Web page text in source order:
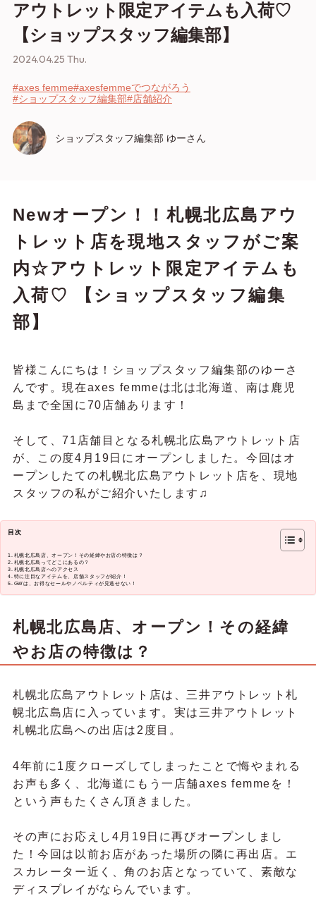
アウトレット限定アイテムも入荷♡
【ショップスタッフ編集部】
2024.04.25 Thu.
#axes femme#axesfemmeでつながろう
#ショップスタッフ編集部#店舗紹介
ショップスタッフ編集部 ゆーさん
Newオープン！！札幌北広島アウ
トレット店を現地スタッフがご案
内☆アウトレット限定アイテムも
入荷♡ 【ショップスタッフ編集
部】
皆様こんにちは！ショップスタッフ編集部のゆーさ
んです。現在axes femmeは北は北海道、南は鹿児
島まで全国に70店舗あります！
そして、71店舗目となる札幌北広島アウトレット店
が、この度4月19日にオープンしました。今回はオ
ープンしたての札幌北広島アウトレット店を、現地
スタッフの私がご紹介いたします♫
目次
札幌北広島店、オープン！その経緯やお店の特徴は？
札幌北広島ってどこにあるの？
札幌北広島店へのアクセス
特に注目なアイテムを、店舗スタッフが紹介！
GWは、お得なセールやノベルティが見逃せない！
札幌北広島店、オープン！その経緯
やお店の特徴は？
札幌北広島アウトレット店は、三井アウトレット札
幌北広島店に入っています。実は三井アウトレット
札幌北広島への出店は2度目。
4年前に1度クローズしてしまったことで悔やまれる
お声も多く、北海道にもう一店舗axes femmeを！
という声もたくさん頂きました。
その声にお応えし4月19日に再びオープンしまし
た！今回は以前お店があった場所の隣に再出店。エ
スカレーター近く、角のお店となっていて、素敵な
ディスプレイがならんでいます。